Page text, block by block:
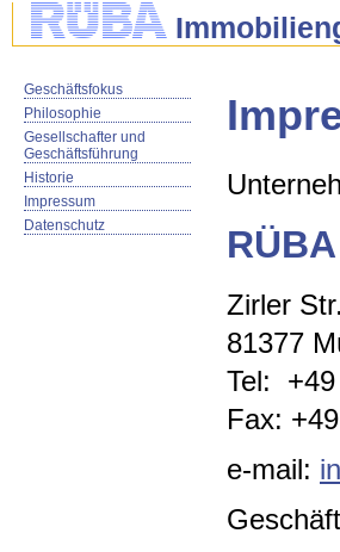
Geschäftsfokus
Philosophie
Gesellschafter und
Geschäftsführung
Historie
Impressum
Datenschutz
Zirler
81377
Tel:
Fax:
e-mail: